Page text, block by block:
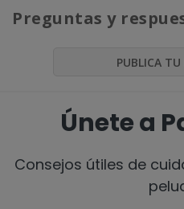
Preguntas y
PUBLICA
Únete a
Consejos útiles de